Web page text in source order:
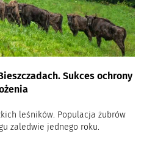
Sukces ochrony
leśników. Populacja żubrów
zaledwie jednego roku.